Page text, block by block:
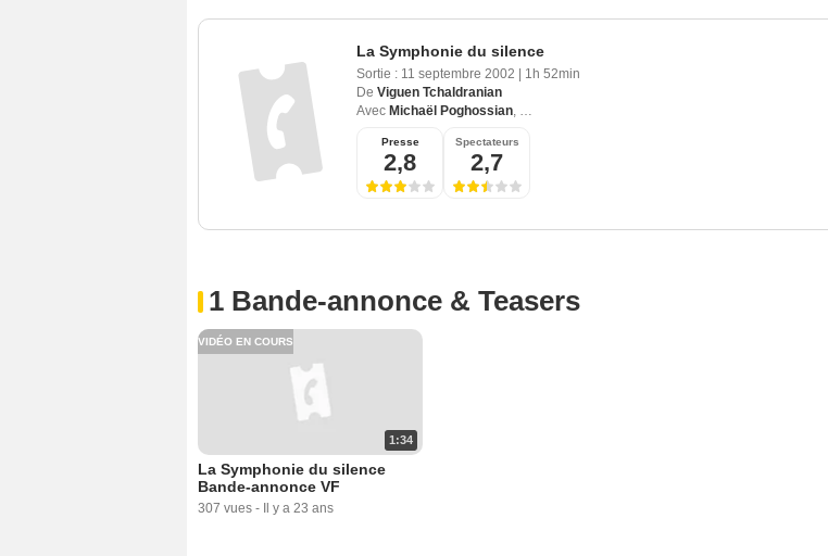
La Symphonie du silence
Sortie : 11 septembre 2002
1h 52min
De Viguen Tchaldranian
Avec Michaël Poghossian, Jean-Pierre Nshanian
Presse
2,8
Spectateurs
2,7
1 Bande-annonce & Teasers
1:34
VIDÉO EN COURS
La Symphonie du silence
Bande-annonce VF
307 vues - Il y a 23 ans